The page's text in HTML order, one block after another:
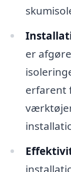
er
erfarent